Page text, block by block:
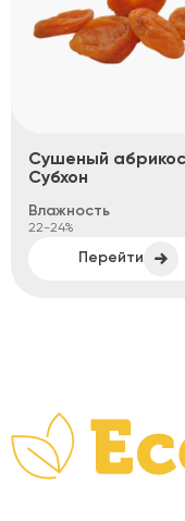
Сушеный абрикос
Субхон
Влажность
22-24%
Перейти